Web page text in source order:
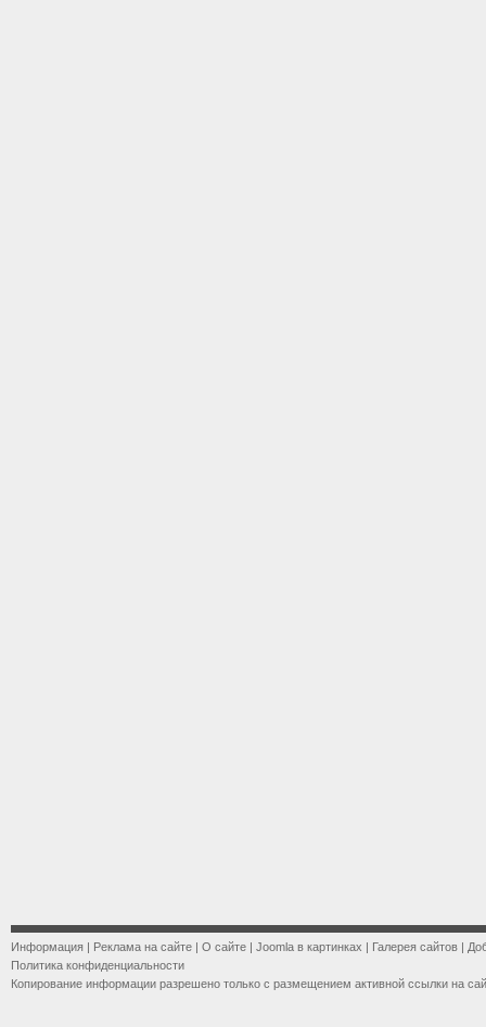
Информация | Реклама на сайте | О сайте | Joomla в картинках | Галерея сайтов |
Политика конфиденциальности
Копирование информации разрешено только с размещением активной ссылки на